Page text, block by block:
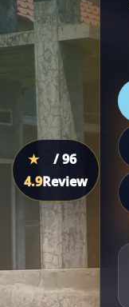
★
4.9
/ 96
Review